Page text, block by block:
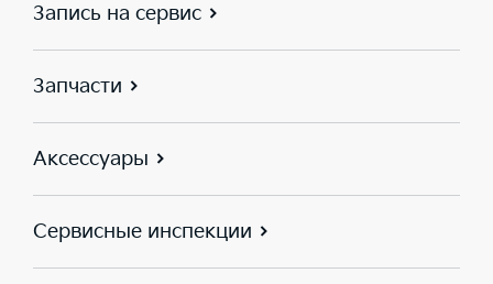
Запись на сервис
Запчасти
Аксессуары
Сервисные инспекции